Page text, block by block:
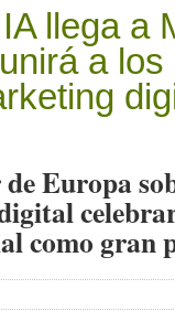
llega a
a
Europa
como gran